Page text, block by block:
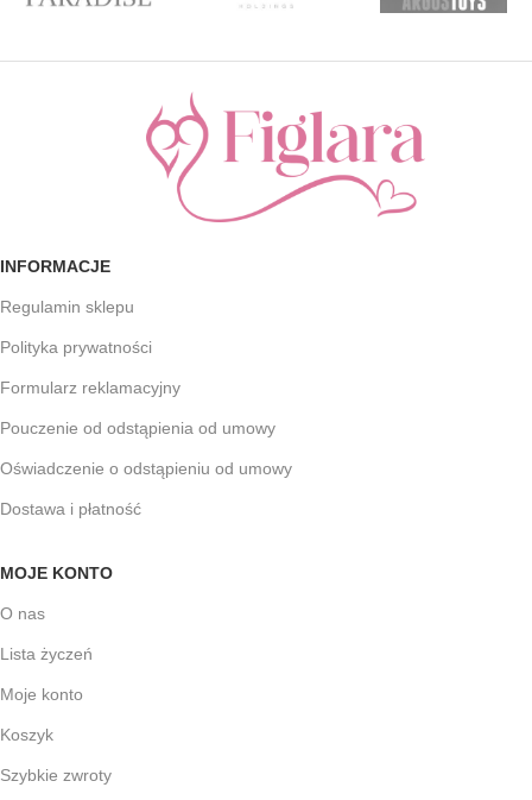
INFORMACJE
Regulamin sklepu
Polityka prywatności
Formularz reklamacyjny
Pouczenie od odstąpienia od umowy
Oświadczenie o odstąpieniu od umowy
Dostawa i płatność
MOJE KONTO
O nas
Lista życzeń
Moje konto
Koszyk
Szybkie zwroty